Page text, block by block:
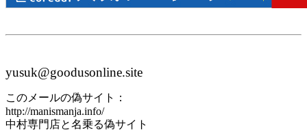
yusuk@goodusonline.site
このメールの偽サイト：
http://manismanja.info/
中村専門店と名乗る偽サイト